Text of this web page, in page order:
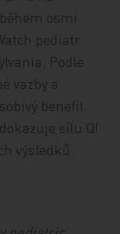
osmi
pediatr
Podle
vazby a
benefit
sílu QI
výsledků.